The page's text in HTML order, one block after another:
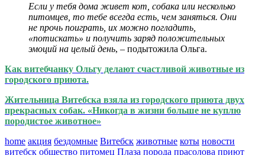
Если у тебя дома живет кот, собака или несколько
питомцев, то тебе всегда есть, чем заняться. Они
не прочь поиграть, их можно погладить,
«потискать» и получить заряд положительных
эмоций на целый день, – подытожила Ольга.
Как витебчанку Ольгу делают счастливой животные из
городского приюта.
Жительница Витебска взяла из городского приюта двух
прекрасных собак. «Никогда в жизни больше не куплю
породистое животное»
home акция бездомные Витебск животные коты новости
витебск общество питомец Плаза порода прасолова приют